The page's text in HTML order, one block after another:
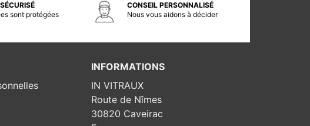
sont protégées
CONSEIL PERSONNALISÉ
Nous vous aidons à décider
INFORMATIONS
IN VITRAUX
Route de Nîmes
30820 Caveirac